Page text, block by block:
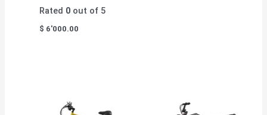
Rated 0 out of 5
$ 6'000.00